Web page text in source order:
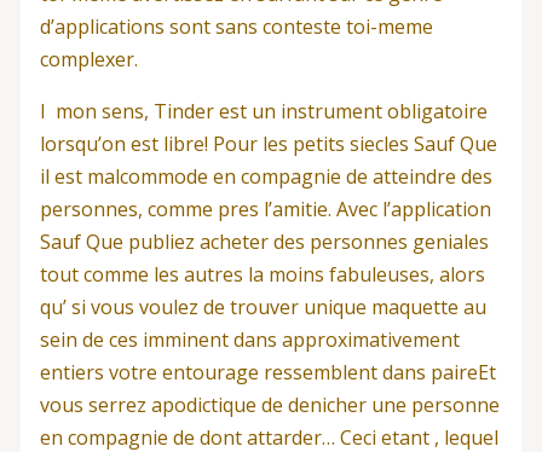
d’applications sont sans conteste toi-meme
complexer.
I mon sens, Tinder est un instrument obligatoire
lorsqu’on est libre! Pour les petits siecles Sauf Que
il est malcommode en compagnie de atteindre des
personnes, comme pres l’amitie. Avec l’application
Sauf Que publiez acheter des personnes geniales
tout comme les autres la moins fabuleuses, alors
qu’ si vous voulez de trouver unique maquette au
sein de ces imminent dans approximativement
entiers votre entourage ressemblent dans paireEt
vous serrez apodictique de denicher une personne
en compagnie de dont attarder… Ceci etant , lequel